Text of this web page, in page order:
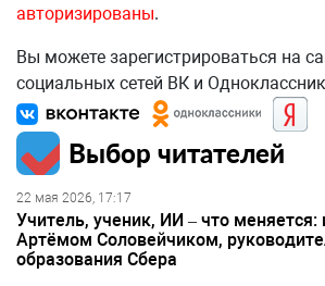
авторизированы.
Вы можете зарегистрироваться на
социальных сетей ВК и
Выбор читателей
22 мая 2026, 17:17
Учитель, ученик, ИИ – что меняется:
Артёмом Соловейчиком,
образования Сбера